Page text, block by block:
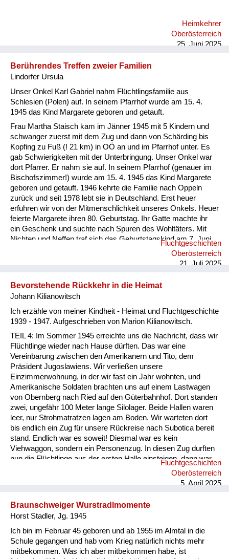
über Kontinente hinweg anbrüllt, und das ist einfach eineHeimkehrer
Oberösterreich
25. Juni 2025
Berührendes Treffen zweier Familien
Lindorfer Ursula
Unser Onkel Karl Gabriel nahm Flüchtlingsfamilie aus
Schlesien (Polen) auf. In seinem Pfarrhof wurde am 15. 4.
1945 das Kind Margarete geboren und getauft.
Frau Martha Staisch kam im Jänner 1945 mit 5 Kindern und
schwanger zuerst mit dem Zug und dann von Schärding bis
Kopfing zu Fuß (! 21 km) in OÖ an und im Pfarrhof unter. Es
gab Schwierigkeiten mit der Unterbringung. Unser Onkel war
dort Pfarrer. Er nahm sie auf. In seinem Pfarrhof (genauer im
Bischofszimmer!) wurde am 15. 4. 1945 das Kind Margarete
geboren und getauft. 1946 kehrte die Familie nach Oppeln
zurück und seit 1978 lebt sie in Deutschland. Erst heuer
erfuhren wir von der Mitmenschlichkeit unseres Onkels. Heuer
feierte Margarete ihren 80. Geburtstag. Ihr Gatte machte ihr
ein Geschenk und suchte nach Spuren des Wohltäters. Mit
Nichten und Neffen traf sich das Geburtstagskind am 7. Juni
2025 an dessen Grab (Pfarre Rannariedl, Pühret 4143
Fluchtgeschichten
Oberösterreich
21. Juli 2025
Bevorstehende Rückkehr in die Heimat
Johann Kilianowitsch
Ich erzähle von meiner Kindheit - Heimat und Fluchtgeschichte
1939 - 1947. Aufgeschrieben von Marion Kilianowitsch.
TEIL 4: Im Sommer 1945 erreichte uns die Nachricht, dass wir
Flüchtlinge wieder nach Hause dürften. Das war eine
Vereinbarung zwischen den Amerikanern und Tito, dem
Präsident Jugoslawiens. Wir verließen unsere
Einzimmerwohnung, in der wir fast ein Jahr wohnten, und
Amerikanische Soldaten brachten uns auf einem Lastwagen
von Obernberg nach Ried auf den Güterbahnhof. Dort standen
zwei, ungefähr 100 Meter lange Silolager. Beide Hallen waren
leer, nur Strohmatratzen lagen am Boden. Wir warteten dort
bis endlich ein Zug für unsere Rückreise nach Subotica bereit
stand. Endlich war es soweit! Diesmal war es kein
Viehwaggon, sondern ein Personenzug. In diesen Zug durften
nun die Flüchtlinge aus der ersten Halle einsteigen, dann war
der Zug voll. Wir waren traurig und sahen uns sehr Leid, noch
nicht in unsere Heimat zurückzukehren und noch länger zu
großes Glück für uns war. Die Mutter mit den zwei Kindern
aus unserem Nachbar...
Fluchtgeschichten
Oberösterreich
5. April 2025
Braunschweiger Wurstradlmomente
Horst Stadler, Jg. 1945
Ich bin im Februar 45 geboren und ab 1955 im Almtal in die
Schule gegangen und hab vom Krieg natürlich nichts mehr
mitbekommen. Was ich aber mitbekommen habe, ist